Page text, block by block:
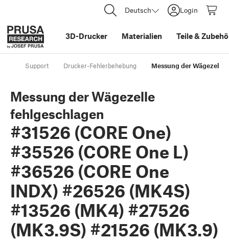
Deutsch Login
3D-Drucker Materialien Teile&
Support Drucker-Fehlerbehebung Messung der Wägezelle
Messung der Wägezelle
fehlgeschlagen
#31526 (CORE One)
#35526 (CORE One L)
#36526 (CORE One
INDX) #26526 (MK4S)
#13526 (MK4) #27526
(MK3.9S) #21526 (MK3.9)